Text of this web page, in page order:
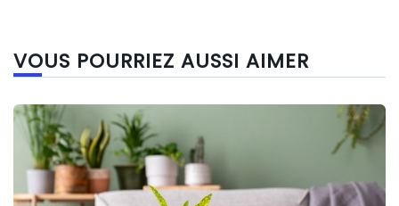
VOUS POURRIEZ AUSSI AIMER